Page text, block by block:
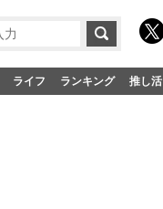
ライフ ランキング 推し活